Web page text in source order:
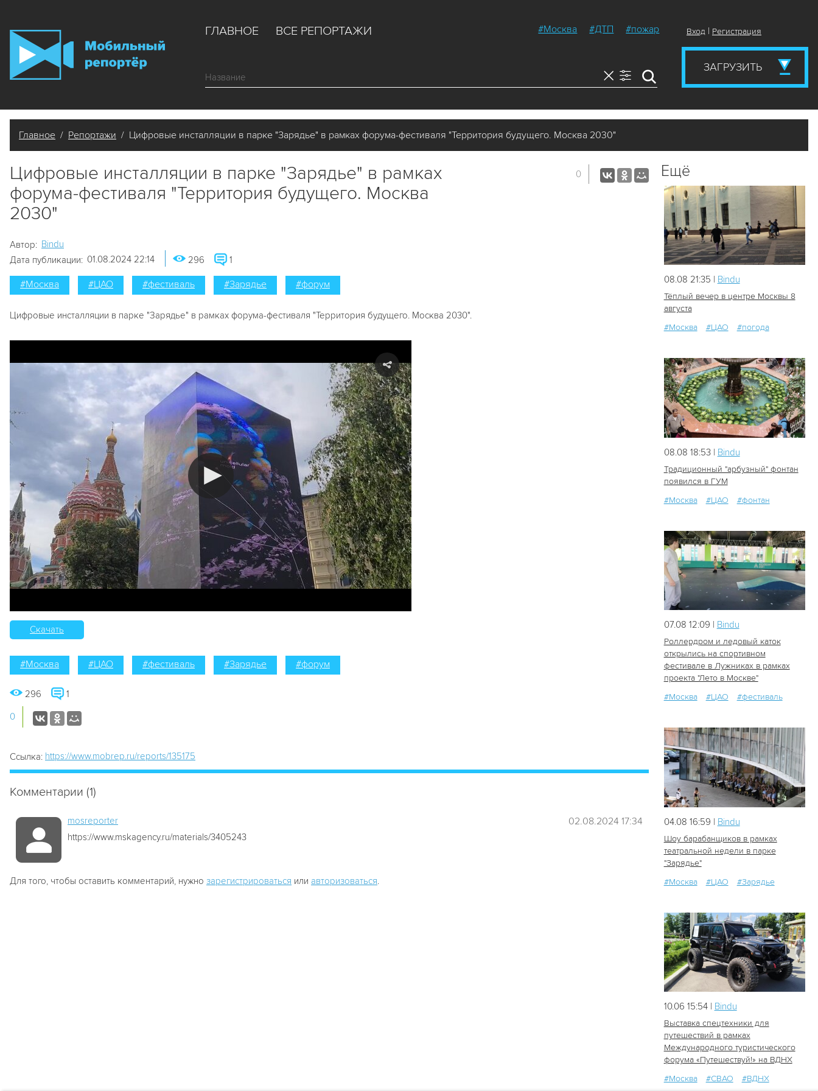
ГЛАВНОЕ ВСЕ РЕПОРТАЖИ #Москва #ДТП #пожар Вход | Регистрация
ЗАГРУЗИТЬ
Главное / Репортажи / Цифровые инсталляции в парке "Зарядье" в рамках форума-фестиваля "Территория будущего. Москва 2030"
Цифровые инсталляции в парке "Зарядье" в рамках
форума-фестиваля "Территория будущего. Москва
2030"
0
Автор: Bindu
Дата публикации: 01.08.2024 22:14 296 1
#Москва #ЦАО #фестиваль #Зарядье #форум
Цифровые инсталляции в парке "Зарядье" в рамках форума-фестиваля "Территория будущего. Москва 2030".
Скачать
#Москва #ЦАО #фестиваль #Зарядье #форум
296 1
0
Ссылка: https://www.mobrep.ru/reports/135175
Комментарии (1)
mosreporter 02.08.2024 17:34
https://www.mskagency.ru/materials/3405243
Для того, чтобы оставить комментарий, нужно зарегистрироваться или авторизоваться.
Ещё
30
08.08 21:35 | Bindu
Тёплый вечер в центре Москвы 8
августа
#Москва
#ЦАО #погода
29
08.08 18:53 | Bindu
Традиционный "арбузный" фонтан
появился в ГУМ
#Москва
#ЦАО #фонтан
07.08 12:09 | Bindu
Роллердром и ледовый каток
открылись на спортивном
фестивале в Лужниках в рамках
проекта "Лето в Москве"
#Москва
#ЦАО #фестиваль
04.08 16:59 | Bindu
Шоу барабанщиков в рамках
театральной недели в парке
"Зарядье"
#Москва
#ЦАО #Зарядье
112
10.06 15:54 | Bindu
Выставка спецтехники для
путешествий в рамках
Международного туристического
форума «Путешествуй!» на ВДНХ
#Москва
#СВАО #ВДНХ